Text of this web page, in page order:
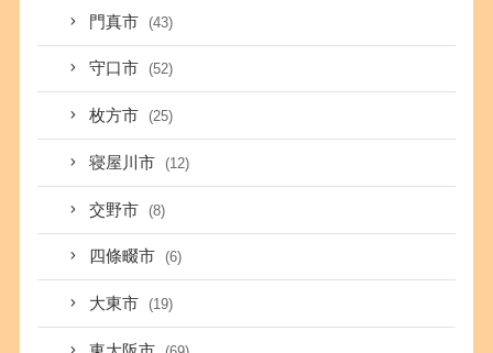
門真市 (43)
守口市 (52)
枚方市 (25)
寝屋川市 (12)
交野市 (8)
四條畷市 (6)
大東市 (19)